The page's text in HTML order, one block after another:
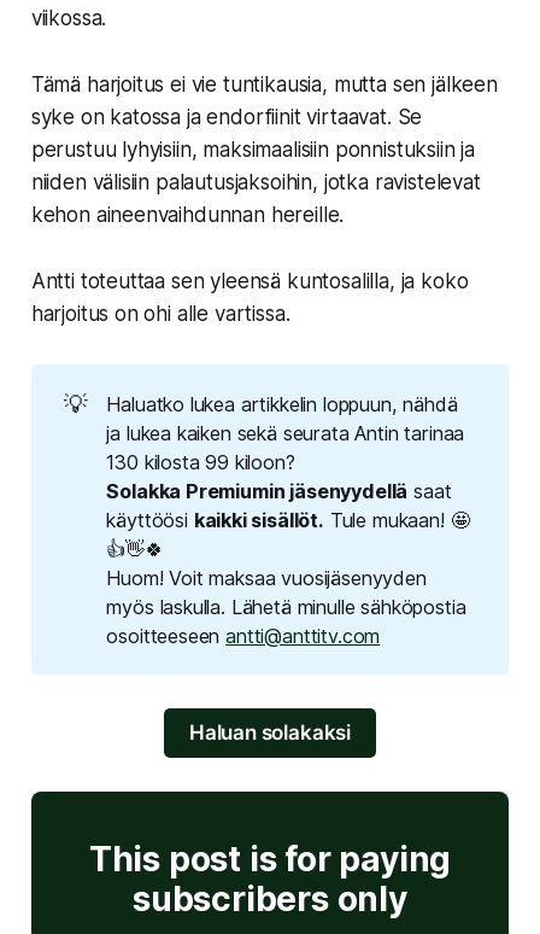
viikossa.
Tämä harjoitus ei vie tuntikausia, mutta sen jälkeen
syke on katossa ja endorfiinit virtaavat. Se
perustuu lyhyisiin, maksimaalisiin ponnistuksiin ja
niiden välisiin palautusjaksoihin, jotka ravistelevat
kehon aineenvaihdunnan hereille.
Antti toteuttaa sen yleensä kuntosalilla, ja koko
harjoitus on ohi alle vartissa.
💡
Haluatko lukea artikkelin loppuun, nähdä
ja lukea kaiken sekä seurata Antin tarinaa
130 kilosta 99 kiloon?
Solakka Premiumin jäsenyydellä saat
käyttöösi kaikki sisällöt. Tule mukaan! 🤩
👍👋🍀
Huom! Voit maksaa vuosijäsenyyden
myös laskulla. Lähetä minulle sähköpostia
osoitteeseenantti@anttitv.com
Haluan solakaksi
This post is for paying
subscribers only